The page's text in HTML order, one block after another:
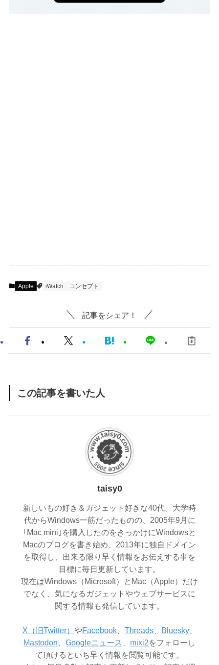
Apple iWatch コンセプト
記事をシェア！
この記事を書いた人
taisy0
新しいもの好き＆ガジェット好きな40代。大学時
代からWindows一筋だったものの、2005年9月に
｢Mac mini｣を購入したのをきっかけにWindowsと
Macのブログを書き始め、2013年に独自ドメイン
を取得し、出来る限り早く情報をお伝えする事を
目標に毎日更新しています。
現在はWindows（Microsoft）とMac（Apple）だけ
でなく、気になるガジェットやウェブサービスに
関する情報も発信しています。
X（旧Twitter） やFacebook、 Threads、 Bluesky、
Mastodon
Googleニュース mixi2をフォローし
て頂けるといち早く情報を閲覧可能です。